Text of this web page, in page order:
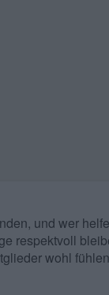
und wer
respektvoll
wohl